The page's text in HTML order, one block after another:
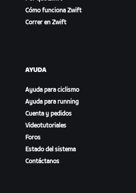
Cómo funciona Zwift
Correr en Zwift
AYUDA
Ayuda para ciclismo
Ayuda para running
Cuenta y pedidos
Videotutoriales
Foros
Estado del sistema
Contáctanos